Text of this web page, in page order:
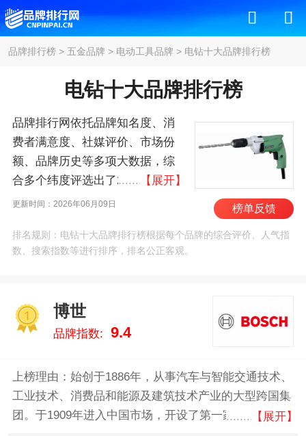
品牌排行榜> 五金品牌 > 电动工具品牌 > 电钻十大品牌排行榜
电钻十大品牌排行榜
品牌排行网依托品牌知名度、消
费者满意度、社媒评价、市场份
额、品牌历史等多项大数据，综
合多个纬度评选出了2026年电钻
十大品牌排行榜，其中前十名
田/MAKITA、得伟/DEWALT、费
斯托/FESTOOL、泛音/fein、史丹
得/Black&Decker、喜利得、
HiKOKI 。我们致力于用最真实的
您参考。
【展开】
更新时间：2026年06月09日 榜单反馈
排名规则：电钻十大品牌排行榜根据每个品牌的综合评价、人气指
数、搜索指数等进行排序，排名公正客观。
1
博世
品牌指数: 9.4
上榜理由：始创于1886年，从事汽车与智能交通技术、
工业技术、消费品和能源及建筑技术产业的大型跨国集
团。于1909年进入中国市场，开设了第一家贸易办事
【展开】